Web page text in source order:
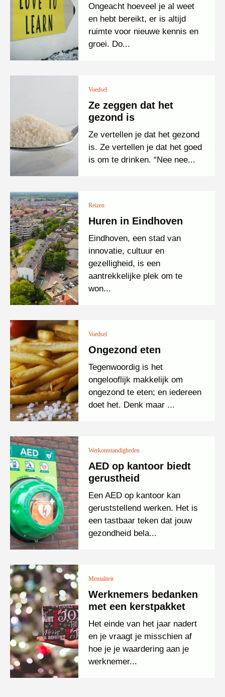
Ongeacht hoeveel je al weet
en hebt bereikt, er is altijd
ruimte voor nieuwe kennis en
groei. Do...
Voedsel
Ze zeggen dat het
gezond is
Ze vertellen je dat het gezond
is. Ze vertellen je dat het goed
is om te drinken. “Nee nee...
Reizen
Huren in Eindhoven
Eindhoven, een stad van
innovatie, cultuur en
gezelligheid, is een
aantrekkelijke plek om te
won...
Voedsel
Ongezond eten
Tegenwoordig is het
ongelooflijk makkelijk om
ongezond te eten; en iedereen
doet het. Denk maar ...
Werkomstandigheden
AED op kantoor biedt
gerustheid
Een AED op kantoor kan
geruststellend werken. Het is
een tastbaar teken dat jouw
gezondheid bela...
Mentaliteit
Werknemers bedanken
met een kerstpakket
Het einde van het jaar nadert
en je vraagt je misschien af
hoe je je waardering aan je
werknemer...